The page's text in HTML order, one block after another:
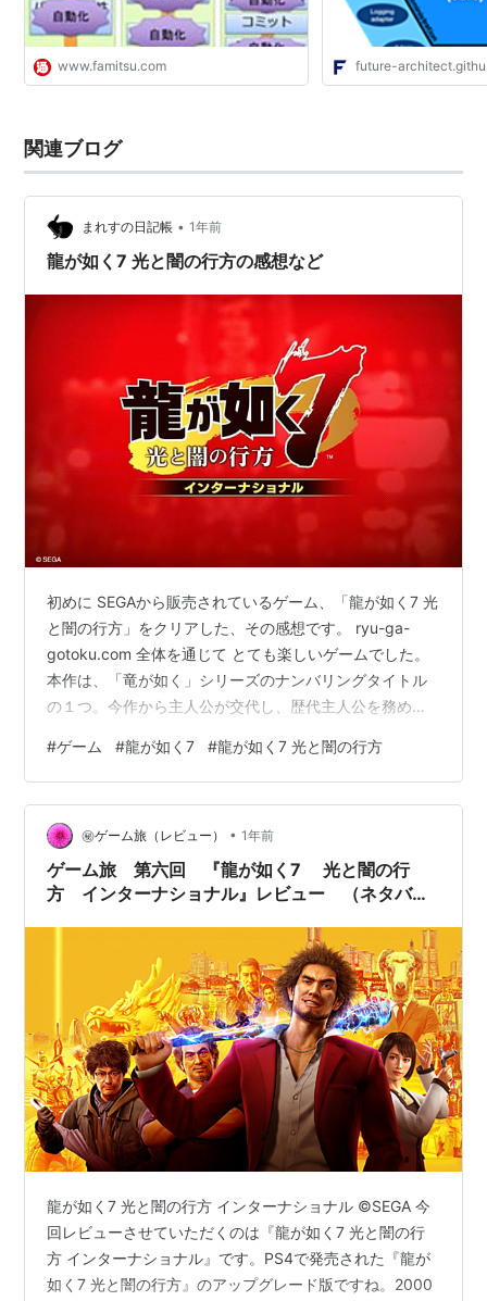
www.famitsu.com future-
関連ブログ
まれすの日記帳 • 1年前
龍が如く7 光と闇の行方の感想など
初めに SEGAから販売されているゲーム、「龍が如く7 光
と闇の行方」をクリアした、その感想です。 ryu-ga-
gotoku.com 全体を通じて とても楽しいゲームでした。
本作は、「竜が如く」シリーズのナンバリングタイトル
の１つ。今作から主人公が交代し、歴代主人公を務めて
長寿シリーズの主人公交代は賛否両論あれど、私にとっ
てはありがたい。というのも、1人のゲーム好きとして
「龍が如く」シリーズが気になっていたものの、なかな
か手を出せなかったから。膨大に積みあがったシリーズ
作品のどれから始めればいいのかわからないし、シリー
ズ最初の作品から順番…
#ゲーム #龍が如く7 #龍が如く7 光と闇の行方
㊙ゲーム旅（レビュー） • 1年前
ゲーム旅 第六回 『龍が如く7 光と闇の行
方 インターナショナル』レビュー （ネタバレ
龍が如く7 光と闇の行方 インターナショナル ©SEGA 今
回レビューさせていただくのは『龍が如く7 光と闇の行
方 インターナショナル』です。PS4で発売された『龍が
如く7 光と闇の行方』のアップグレード版ですね。2000